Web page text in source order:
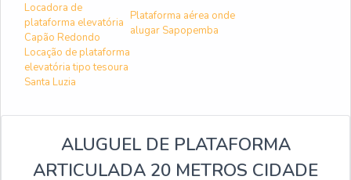
Locadora de
plataforma elevatória
Capão Redondo
Plataforma aérea onde
alugar Sapopemba
Locação de plataforma
elevatória tipo tesoura
Santa Luzia
ALUGUEL DE PLATAFORMA
ARTICULADA 20 METROS CIDADE